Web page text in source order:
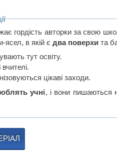
гордість авторки за свою
в якій є два поверхита
тут освіту.
цікаві заходи.
учні, і вони пишаються